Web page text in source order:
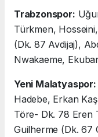
Trabzonspor:
Türkmen,
(Dk. 87 Avdijaj),
Nwakaeme,
Yeni Malatyaspor:
Hadebe, Erkan
Töre- Dk. 78 Eren
Guilherme (Dk. 67